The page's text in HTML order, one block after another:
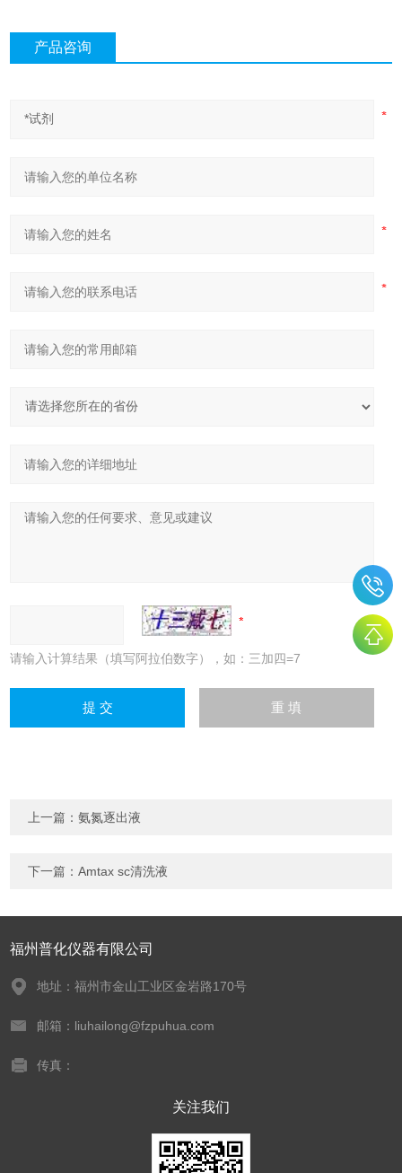
产品咨询
请输入计算结果（填写阿拉伯数字），如：三加四=7
上一篇：氨氮逐出液
下一篇：Amtax sc清洗液
福州普化仪器有限公司
地址：福州市金山工业区金岩路170号
邮箱：liuhailong@fzpuhua.com
传真：
关注我们